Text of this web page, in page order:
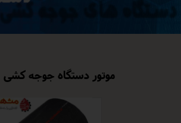
موتور دستگاه جوجه کشی